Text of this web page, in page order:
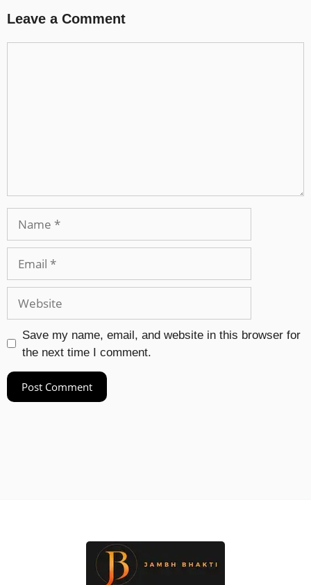
Leave a Comment
Save my name, email, and website in this browser for
the next time I comment.